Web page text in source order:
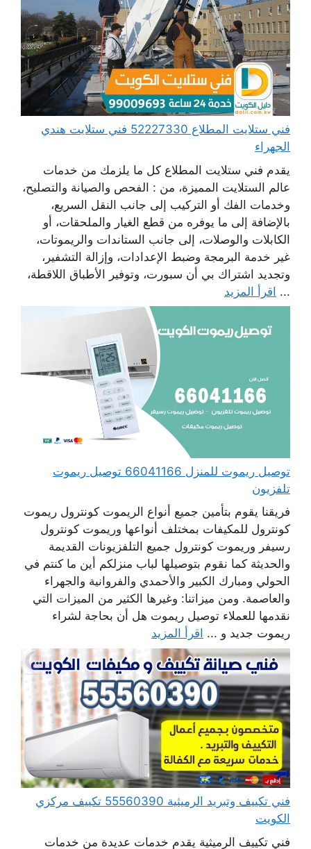
فني ستلايت المطلاع 52227330 فني ستلايت هندي
الجهراء
يقدم فني ستلايت المطلاع كل ما يلزمك من خدمات
عالم الستلايت المميزة، من : الفحص والصيانة والتصليح،
وخدمات الفك أو التركيب إلى جانب النقل السريع،
بالإضافة إلى ما يوفره من قطع الغيار والملحقات، أو
الكابلات والوصلات، إلى جانب الستاندات والريموتات،
غير خدمة البرمجة وضبط الإعدادات، وإزالة التشفير،
وتجديد اشتراك بي أن سبورت، وتوفير الأطباق اللاقطة،
... اقرأ المزيد
توصيل ريموت للمنزل 66041166 توصيل ريموت
تلفزيون
فريقنا يقوم بتأمين جميع أنواع الريموت كونترول ريموت
كونترول للمكيفات بمختلف أنواعها وريموت كونترول
رسيفر وريموت كونترول جميع التلفزيونات القديمة
والحديثة كما نقوم بتوصيلها لباب منزلكم أين ما كنتم في
الحولي ومبارك الكبير والأحمدي والفروانية والجهراء
والعاصمة. ومن ميزاتنا: وغيرها الكثير من الميزات التي
نقدمها للعملاء توصيل ريموت هل أن بحاجة لشراء
ريموت جديد و ... اقرأ المزيد
فني تكييف وتبريد الرميثية 55560390 تكييف مركزي
الكويت
فني تكييف الرميثية يقدم خدمات عديدة من خدمات